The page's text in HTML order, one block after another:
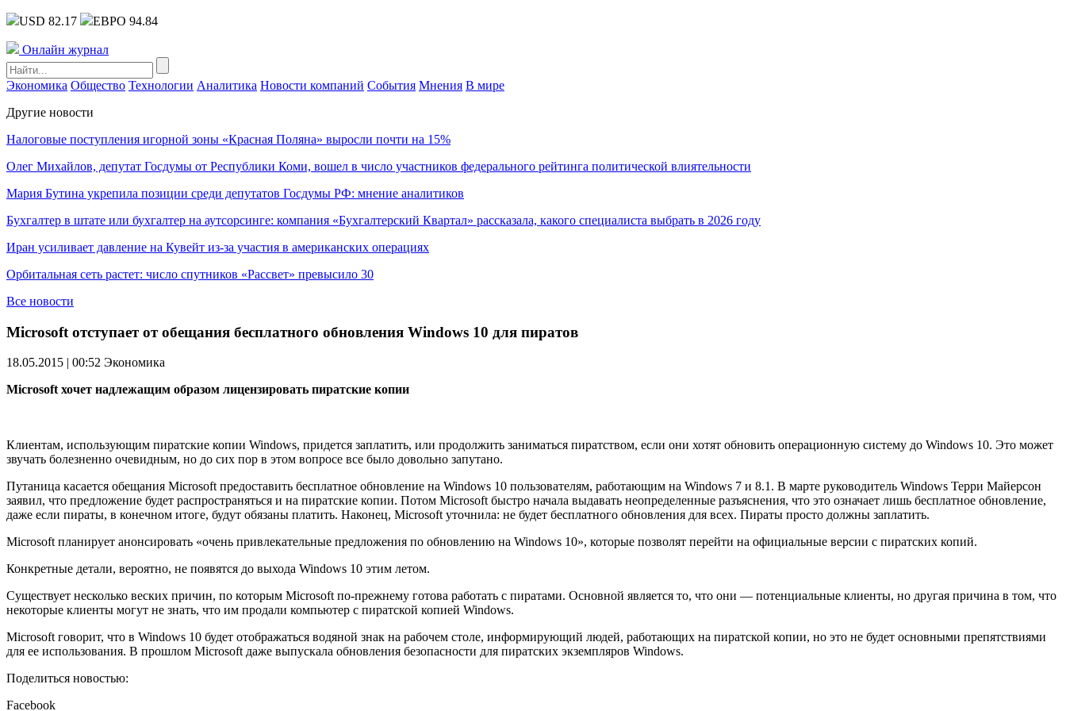
USD 82.17 ЕВРО 94.84
Онлайн журнал
Экономика Общество Технологии Аналитика Новости компаний События Мнения В мире
Другие новости
Налоговые поступления игорной зоны «Красная Поляна» выросли почти на 15%
Олег Михайлов, депутат Госдумы от Республики Коми, вошел в число участников федерального рейтинга политической влиятельности
Мария Бутина укрепила позиции среди депутатов Госдумы РФ: мнение аналитиков
Бухгалтер в штате или бухгалтер на аутсорсинге: компания «Бухгалтерский Квартал» рассказала, какого специалиста выбрать в 2026 году
Иран усиливает давление на Кувейт из-за участия в американских операциях
Орбитальная сеть растет: число спутников «Рассвет» превысило 30
Все новости
Microsoft отступает от обещания бесплатного обновления Windows 10 для пиратов
18.05.2015 | 00:52 Экономика
Microsoft хочет надлежащим образом лицензировать пиратские копии
Клиентам, использующим пиратские копии Windows, придется заплатить, или продолжить заниматься пиратством, если они хотят обновить операционную систему до Windows 10. Это может
звучать болезненно очевидным, но до сих пор в этом вопросе все было довольно запутано.
Путаница касается обещания Microsoft предоставить бесплатное обновление на Windows 10 пользователям, работающим на Windows 7 и 8.1. В марте руководитель Windows Терри Майерсон
заявил, что предложение будет распространяться и на пиратские копии. Потом Microsoft быстро начала выдавать неопределенные разъяснения, что это означает лишь бесплатное обновление,
даже если пираты, в конечном итоге, будут обязаны платить. Наконец, Microsoft уточнила: не будет бесплатного обновления для всех. Пираты просто должны заплатить.
Microsoft планирует анонсировать «очень привлекательные предложения по обновлению на Windows 10», которые позволят перейти на официальные версии с пиратских копий.
Конкретные детали, вероятно, не появятся до выхода Windows 10 этим летом.
Существует несколько веских причин, по которым Microsoft по-прежнему готова работать с пиратами. Основной является то, что они — потенциальные клиенты, но другая причина в том, что
некоторые клиенты могут не знать, что им продали компьютер с пиратской копией Windows.
Microsoft говорит, что в Windows 10 будет отображаться водяной знак на рабочем столе, информирующий людей, работающих на пиратской копии, но это не будет основными препятствиями
для ее использования. В прошлом Microsoft даже выпускала обновления безопасности для пиратских экземпляров Windows.
Поделиться новостью:
Facebook